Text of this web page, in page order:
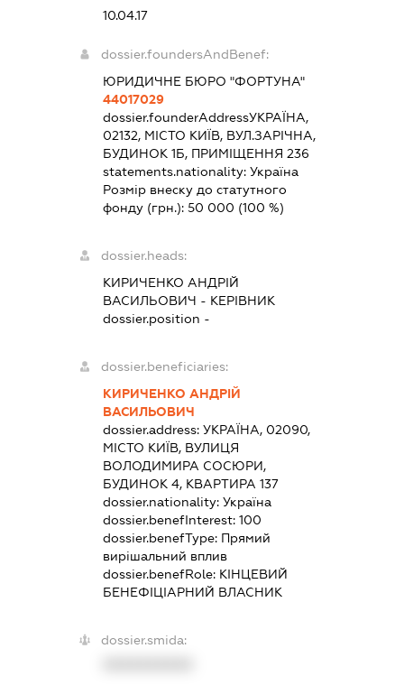
10.04.17
dossier.foundersAndBenef:
ЮРИДИЧНЕ БЮРО "ФОРТУНА"
44017029
dossier.founderAddressУКРАЇНА,
02132, МІСТО КИЇВ, ВУЛ.ЗАРІЧНА,
БУДИНОК 1Б, ПРИМІЩЕННЯ 236
statements.nationality:Україна
Розмір внеску до статутного
фонду (грн.):50 000 (100 %)
dossier.heads:
КИРИЧЕНКО АНДРІЙ
ВАСИЛЬОВИЧ - КЕРІВНИК
dossier.position -
dossier.beneficiaries:
КИРИЧЕНКО АНДРІЙ
ВАСИЛЬОВИЧ
dossier.address:УКРАЇНА, 02090,
МІСТО КИЇВ, ВУЛИЦЯ
ВОЛОДИМИРА СОСЮРИ,
БУДИНОК 4, КВАРТИРА 137
dossier.nationality:Україна
dossier.benefInterest:100
dossier.benefType: Прямий
вирішальний вплив
dossier.benefRole: КІНЦЕВИЙ
БЕНЕФІЦІАРНИЙ ВЛАСНИК
dossier.smida: